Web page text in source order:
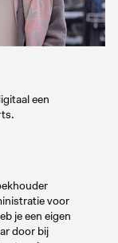
een
voor
je een eigen
door bij